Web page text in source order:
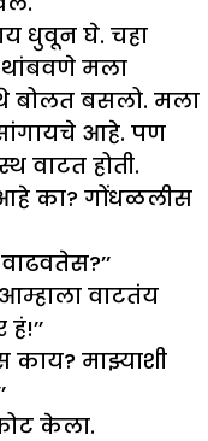
धुवून घे. चहा
मला
बोलत बसलो. मला
आहे. पण
वाटत होती.
का? गोंधळलीस
वाटतंय
माझ्याशी
केला.